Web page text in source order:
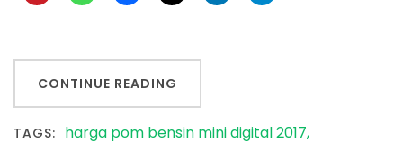
CONTINUE READING
TAGS: harga pom bensin mini digital 2017